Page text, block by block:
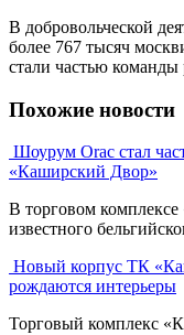
В добровольческой
более 767 тысяч
стали частью команды
Похожие новости
Шоурум Orac стал
«Каширский Двор»
В торговом
известного
Новый корпус ТК
рождаются интерьеры
Торговый комплекс